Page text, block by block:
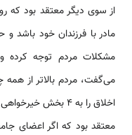
از سوی دیگر معتقد بود که
مادر با فرزندان خود باشد
مشکلات مردم توجه کرده
می‌گفت، مردم بالاتر از
اخلاق را به 4 بخش
معتقد بود که اگر اعضای